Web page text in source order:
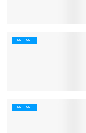
DAERAH
DAERAH